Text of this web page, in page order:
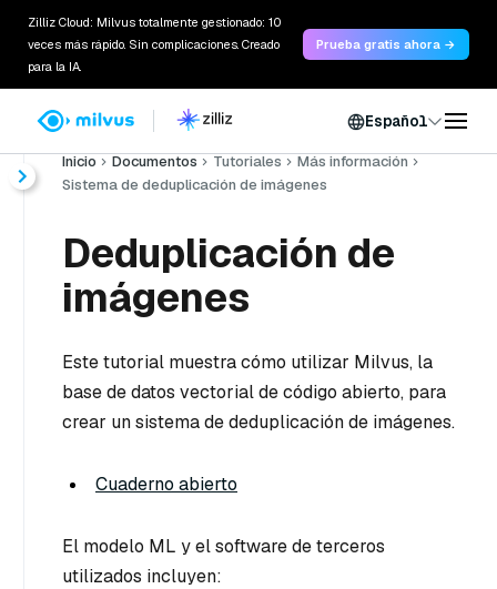
Zilliz Cloud: Milvus totalmente gestionado: 10
veces más rápido. Sin complicaciones. Creado
para la IA.
Prueba gratis ahora →
Español
Inicio Documentos Tutoriales
Más información
Sistema de deduplicación de imágenes
Deduplicación de
imágenes
Este tutorial muestra cómo utilizar Milvus, la
base de datos vectorial de código abierto, para
crear un sistema de deduplicación de imágenes.
Cuaderno abierto
El modelo ML y el software de terceros
utilizados incluyen: